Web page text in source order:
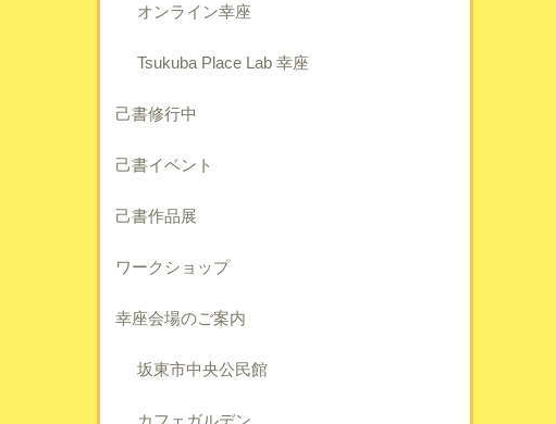
オンライン幸座
Tsukuba Place Lab 幸座
己書修行中
己書イベント
己書作品展
ワークショップ
幸座会場のご案内
坂東市中央公民館
カフェガルデン